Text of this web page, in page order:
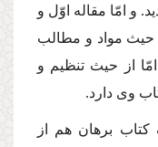
و امّا مقاله اوّل و
حیث مواد و مطالب
از حیث تنظیم و
وی دارد.
كتاب برهان هم از